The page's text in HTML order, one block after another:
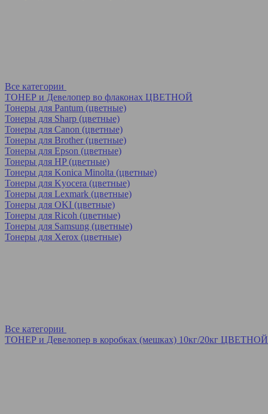
Все категории
ТОНЕР и Девелопер во флаконах ЦВЕТНОЙ
Тонеры для Pantum (цветные)
Тонеры для Sharp (цветные)
Тонеры для Canon (цветные)
Тонеры для Brother (цветные)
Тонеры для Epson (цветные)
Тонеры для HP (цветные)
Тонеры для Konica Minolta (цветные)
Тонеры для Kyocera (цветные)
Тонеры для Lexmark (цветные)
Тонеры для OKI (цветные)
Тонеры для Ricoh (цветные)
Тонеры для Samsung (цветные)
Тонеры для Xerox (цветные)
Все категории
ТОНЕР и Девелопер в коробках (мешках) 10кг/20кг ЦВЕТНОЙ